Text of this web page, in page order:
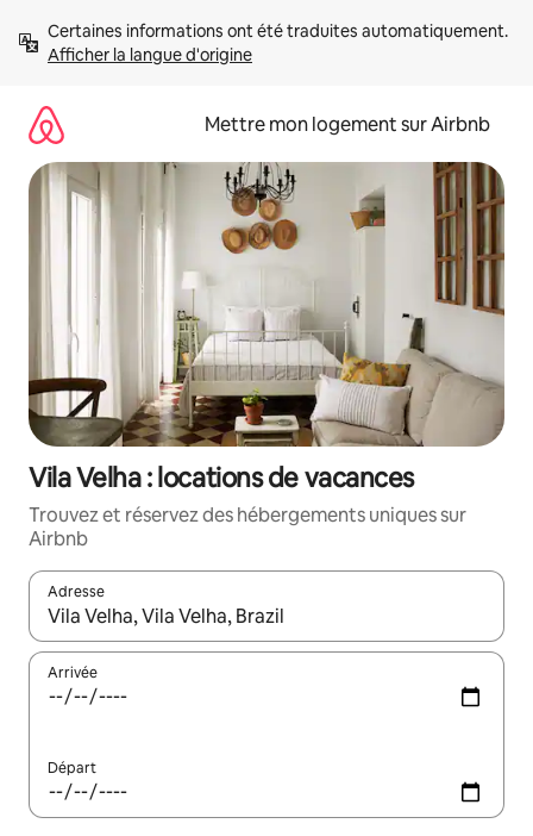
directement
Afficher la langue d'origine
Mettre mon logement sur Airbnb
Vila Velha : locations de vacances
Trouvez et réservez des hébergements uniques sur
Airbnb
Adresse
Lorsque les résultats s'affichent, utilisez les flèches vers le
Arrivée
Départ